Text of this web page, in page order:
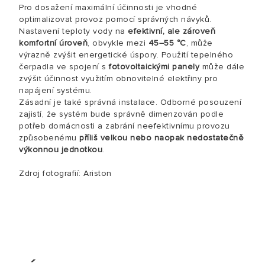
Pro dosažení maximální účinnosti je vhodné
optimalizovat provoz pomocí správných návyků.
Nastavení teploty vody na efektivní, ale zároveň
komfortní úroveň, obvykle mezi 45–55 °C, může
výrazně zvýšit energetické úspory. Použití tepelného
čerpadla ve spojení sfotovoltaickými panelymůže dále
zvýšit účinnost využitím obnovitelné elektřiny pro
napájení systému.
Zásadní je také správná instalace. Odborné posouzení
zajistí, že systém bude správně dimenzován podle
potřeb domácnosti a zabrání neefektivnímu provozu
způsobenému příliš velkou nebo naopak nedostatečně
výkonnou jednotkou.
Zdroj fotografií: Ariston